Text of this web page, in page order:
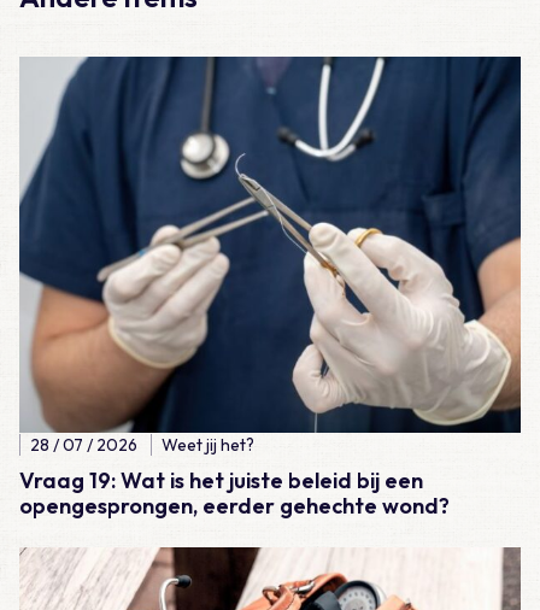
Vraag 19: Wat is het juiste beleid bij een
opengesprongen, eerder gehechte wond?
28 / 07 / 2026 Weet jij het?
Lees meer over Vraag 19: Wat is het juiste beleid bij een
Lees meer over Casus – Lijkschouw